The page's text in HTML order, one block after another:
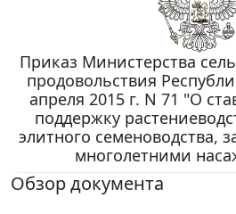
Приказ Министерства
продовольствия
апреля 2015 г. N 71 "О
поддержку
элитного семеноводства,
многолетними
Обзор документа